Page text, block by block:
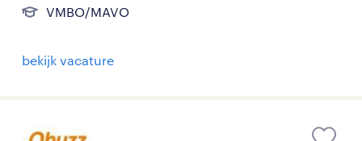
VMBO/MAVO
bekijk vacature